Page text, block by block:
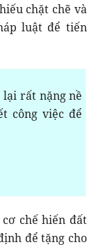
chặt chẽ và
luật để tiến
lại rất nặng nề
công việc để
chế hiến đất
để tặng cho